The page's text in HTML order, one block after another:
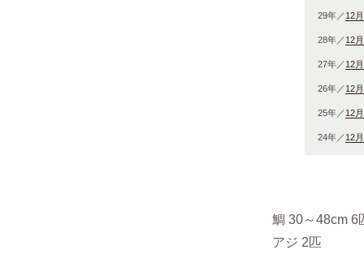
29年／ 12月
28年／ 12月
27年／ 12月
26年／ 12月
25年／ 12月
24年／ 12月
鯛 30～48cm 6
アジ 2匹